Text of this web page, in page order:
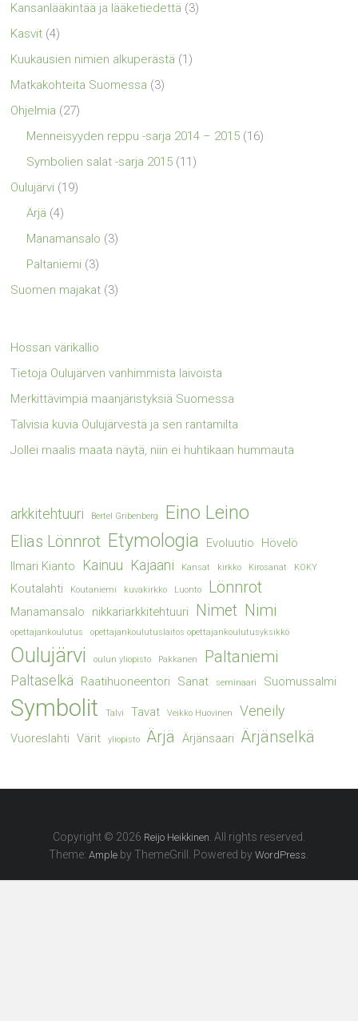
Kansanlääkintää ja lääketiedettä (3)
Kasvit (4)
Kuukausien nimien alkuperästä (1)
Matkakohteita Suomessa (3)
Ohjelmia (27)
Menneisyyden reppu -sarja 2014 – 2015 (16)
Symbolien salat -sarja 2015 (11)
Oulujärvi (19)
Ärjä (4)
Manamansalo (3)
Paltaniemi (3)
Suomen majakat (3)
Hossan värikallio
Tietoja Oulujärven vanhimmista laivoista
Merkittävimpiä maanjäristyksiä Suomessa
Talvisia kuvia Oulujärvestä ja sen rantamilta
Jollei maalis maata näytä, niin ei huhtikaan hummauta
arkkitehtuuri Bertel Gribenberg Eino Leino
Elias Lönnrot Etymologia Evoluutio
Hövelö
Ilmari Kianto
Kainuu Kajaani Kansat kirkko Kirosanat KOKY
Koutalahti Koutaniemi kuvakirkko Luonto Lönnrot
Manamansalo nikkariarkkitehtuuri Nimet Nimi
opettajankoulutus opettajankoulutuslaitos opettajankoulutusyksikkö
Oulujärvi oulun yliopisto Pakkanen Paltaniemi
Paltaselkä Raatihuoneentori Sanat seminaari Suomussalmi
Symbolit Talvi Tavat Veikko Huovinen Veneily
Vuoreslahti Värit yliopisto Ärjä Ärjänsaari Ärjänselkä
Copyright © 2026 Reijo Heikkinen . All rights reserved.
Theme:Ample by ThemeGrill. Powered byWordPress